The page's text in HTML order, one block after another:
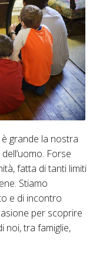
grande la nostra
Forse
fatta di tanti limiti
Stiamo
e di incontro
per scoprire
noi, tra famiglie,